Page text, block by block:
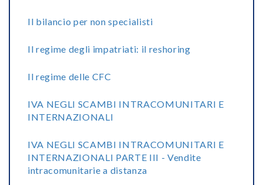
Il bilancio per non specialisti
Il regime degli impatriati: il reshoring
Il regime delle CFC
IVA NEGLI SCAMBI INTRACOMUNITARI E
INTERNAZIONALI
IVA NEGLI SCAMBI INTRACOMUNITARI E
INTERNAZIONALI PARTE III - Vendite
intracomunitarie a distanza